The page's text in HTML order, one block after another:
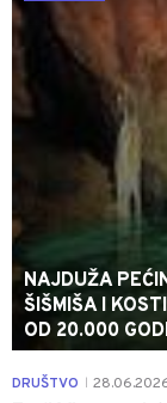
NAJDUŽA
ŠIŠMIŠA I
OD 20.000
DRUŠTVO